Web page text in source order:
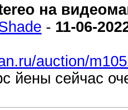
на
- 11-06-
auction/
йены сейчас